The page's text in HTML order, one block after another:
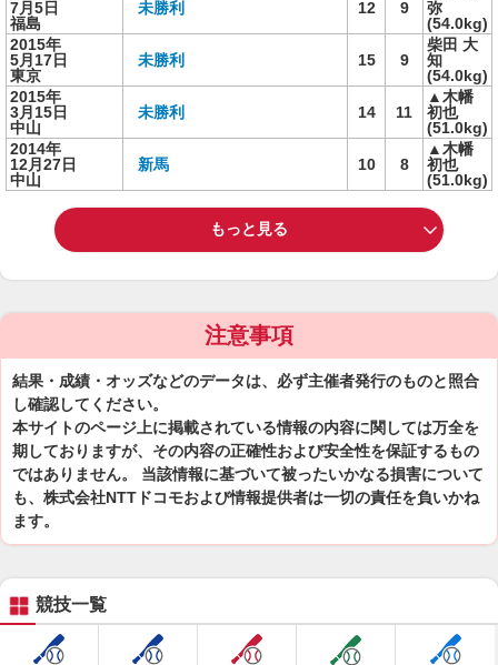
7月5日
福島
未勝利 12 9
弥
(54.0kg)
2015年
5月17日
東京
未勝利 15 9
柴田 大
知
(54.0kg)
2015年
3月15日
中山
未勝利 14 11
▲木幡
初也
(51.0kg)
2014年
12月27日
中山
新馬 10 8
▲木幡
初也
(51.0kg)
もっと見る
注意事項
結果・成績・オッズなどのデータは、必ず主催者発行のものと照合
し確認してください。
本サイトのページ上に掲載されている情報の内容に関しては万全を
期しておりますが、その内容の正確性および安全性を保証するもの
ではありません。 当該情報に基づいて被ったいかなる損害について
も、株式会社NTTドコモおよび情報提供者は一切の責任を負いかね
ます。
競技一覧